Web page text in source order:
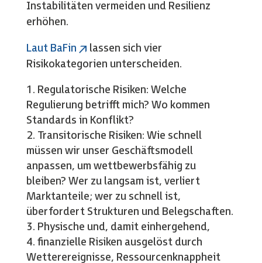
Instabilitäten vermeiden und Resilienz
erhöhen.
Laut BaFin
lassen sich vier
Risikokategorien unterscheiden.
Regulatorische Risiken: Welche
Regulierung betrifft mich? Wo kommen
Standards in Konflikt?
Transitorische Risiken: Wie schnell
müssen wir unser Geschäftsmodell
anpassen, um wettbewerbsfähig zu
bleiben? Wer zu langsam ist, verliert
Marktanteile; wer zu schnell ist,
überfordert Strukturen und Belegschaften.
Physische und, damit einhergehend,
finanzielle Risiken ausgelöst durch
Wetterereignisse, Ressourcenknappheit